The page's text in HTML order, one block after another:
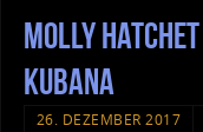
Molly Hatchet
Kubana
26. DEZEMBER 2017